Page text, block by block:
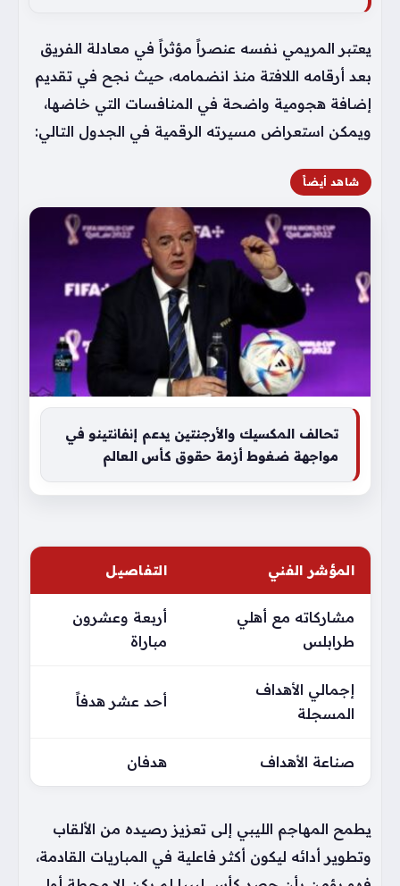
يعتبر المريمي نفسه عنصراً مؤثراً في معادلة الفريق
بعد أرقامه اللافتة منذ انضمامه، حيث نجح في تقديم
إضافة هجومية واضحة في المنافسات التي خاضها،
ويمكن استعراض مسيرته الرقمية في الجدول التالي:
شاهد أيضاً
تحالف المكسيك والأرجنتين يدعم إنفانتينو في
مواجهة ضغوط أزمة حقوق كأس العالم
المؤشر الفني التفاصيل
مشاركاته مع أهلي
طرابلس
أربعة وعشرون
مباراة
إجمالي الأهداف
المسجلة
أحد عشر هدفاً
صناعة الأهداف هدفان
يطمح المهاجم الليبي إلى تعزيز رصيده من الألقاب
وتطوير أدائه ليكون أكثر فاعلية في المباريات القادمة،